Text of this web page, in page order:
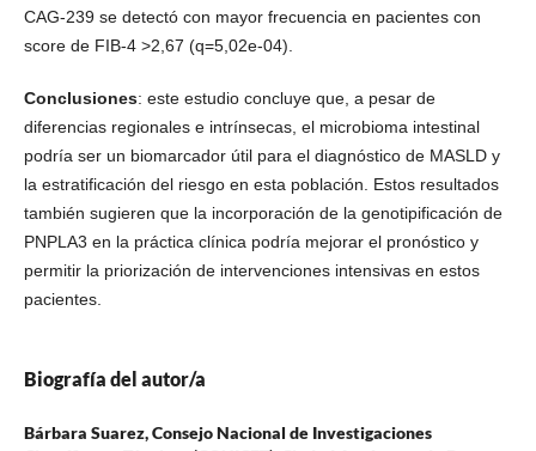
CAG-239 se detectó con mayor frecuencia en pacientes con
score de FIB-4 >2,67 (q=5,02e-04).
Conclusiones: este estudio concluye que, a pesar de
diferencias regionales e intrínsecas, el microbioma intestinal
podría ser un biomarcador útil para el diagnóstico de MASLD y
la estratificación del riesgo en esta población. Estos resultados
también sugieren que la incorporación de la genotipificación de
PNPLA3 en la práctica clínica podría mejorar el pronóstico y
permitir la priorización de intervenciones intensivas en estos
pacientes.
Biografía del autor/a
Bárbara Suarez,Consejo Nacional de Investigaciones